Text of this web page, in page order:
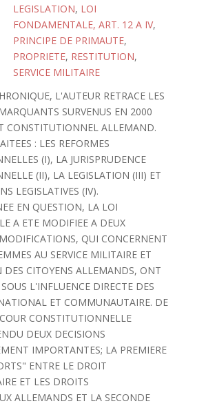
LEGISLATION, LOI
FONDAMENTALE, ART. 12 A IV,
PRINCIPE DE PRIMAUTE,
PROPRIETE, RESTITUTION,
SERVICE MILITAIRE
L'AUTEUR RETRACE LES
SURVENUS EN 2000
CONSTITUTIONNEL ALLEMAND.
: LES REFORMES
(I), LA JURISPRUDENCE
(II), LA LEGISLATION (III) ET
LEGISLATIVES (IV).
EN QUESTION, LA LOI
A ETE MODIFIEE A DEUX
MODIFICATIONS, QUI CONCERNENT
AU SERVICE MILITAIRE ET
DES CITOYENS ALLEMANDS, ONT
SOUS L'INFLUENCE DIRECTE DES
ET COMMUNAUTAIRE. DE
CONSTITUTIONNELLE
DEUX DECISIONS
IMPORTANTES; LA PREMIERE
ENTRE LE DROIT
ET LES DROITS
ALLEMANDS ET LA SECONDE